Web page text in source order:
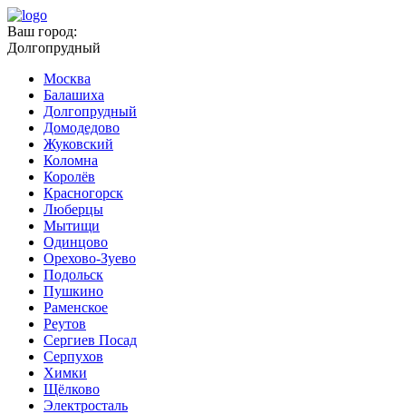
Ваш город:
Долгопрудный
Москва
Балашиха
Долгопрудный
Домодедово
Жуковский
Коломна
Королёв
Красногорск
Люберцы
Мытищи
Одинцово
Орехово-Зуево
Подольск
Пушкино
Раменское
Реутов
Сергиев Посад
Серпухов
Химки
Щёлково
Электросталь